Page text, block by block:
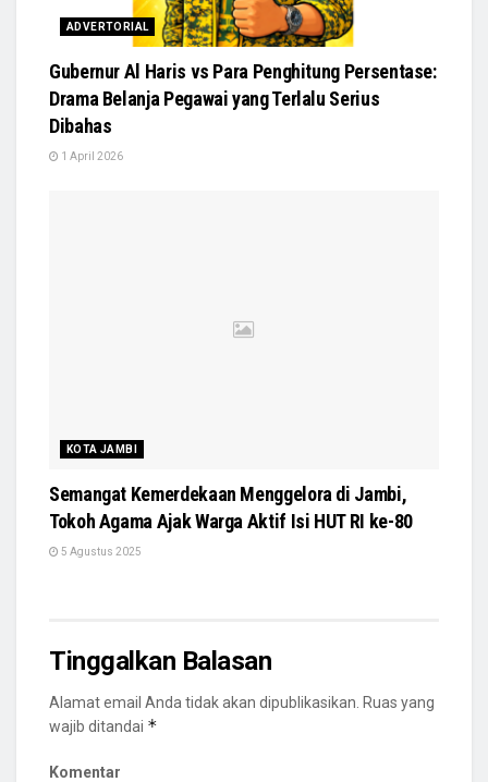
ADVERTORIAL
Gubernur Al Haris vs Para Penghitung Persentase:
Drama Belanja Pegawai yang Terlalu Serius
Dibahas
1 April 2026
KOTA JAMBI
Semangat Kemerdekaan Menggelora di Jambi,
Tokoh Agama Ajak Warga Aktif Isi HUT RI ke-80
5 Agustus 2025
Tinggalkan Balasan
Alamat email Anda tidak akan dipublikasikan. Ruas yang
wajib ditandai *
Komentar